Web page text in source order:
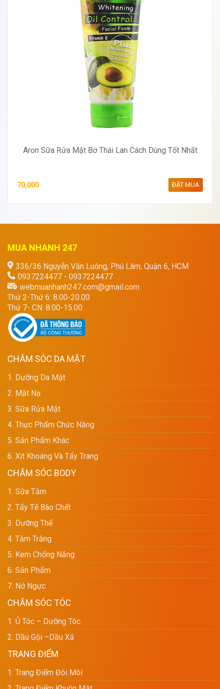
Aron Sữa Rửa Mặt Bơ Thái Lan Cách Dùng Tốt Nhất
70,000 ĐẶT MUA
MUA NHANH 247
336/36 Nguyễn Văn Luông, Phú Lâm, Quận 6, HCM
0937224477 - 0937224477
webmuanhanh247.com@gmail.com
Thứ 2-Thứ 6: 8.00-20.00
Thứ 7- CN: 8.00-15.00
CHĂM SÓC DA MẶT
1. Dưỡng Da Mặt
2. Mặt Nạ
3. Sữa Rửa Mặt
4. Thực Phẩm Chức Năng
5. Sản Phẩm Khác
6. Xịt Khoáng Và Tẩy Trang
CHĂM SÓC BODY
1. Sữa Tắm
2. Tẩy Tế Bào Chết
3. Dưỡng Thể
4. Tắm Trắng
5. Kem Chống Nắng
6. Sản Phẩm
7. Nở Ngực
CHĂM SÓC TÓC
1. Ủ Tóc – Dưỡng Tóc
2. Dầu Gội –dầu Xả
TRANG ĐIỂM
1. Trang Điểm Đôi Môi